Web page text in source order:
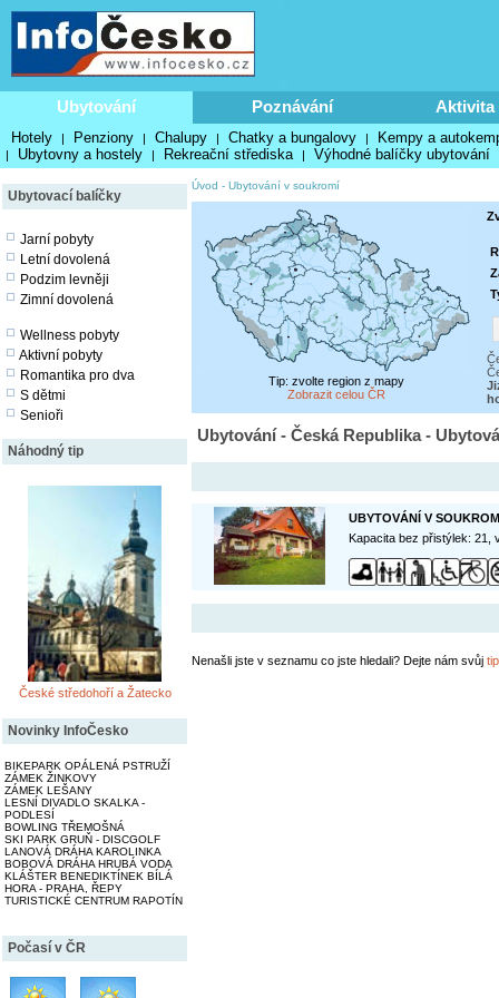
Ubytování Poznávání Aktivita
Hotely | Penziony | Chalupy | Chatky a bungalovy | Kempy a
| Ubytovny a hostely | Rekreační střediska | Výhodné balíčky ubytování
Ubytovací balíčky
Jarní pobyty
Letní dovolená
Podzim levněji
Zimní dovolená
Wellness pobyty
Aktivní pobyty
Romantika pro dva
S dětmi
Senioři
Náhodný tip
České středohoří a Žatecko
Novinky InfoČesko
BIKEPARK OPÁLENÁ PSTRUŽÍ
ZÁMEK ŽINKOVY
ZÁMEK LEŠANY
LESNÍ DIVADLO SKALKA -
PODLESÍ
BOWLING TŘEMOŠNÁ
SKI PARK GRUŇ - DISCGOLF
LANOVÁ DRÁHA KAROLINKA
BOBOVÁ DRÁHA HRUBÁ VODA
KLÁŠTER BENEDIKTÍNEK BÍLÁ
HORA - PRAHA, ŘEPY
TURISTICKÉ CENTRUM RAPOTÍN
Počasí v ČR
Úvod - Ubytování v soukromí
Tip: zvolte region z mapy
Zobrazit celou ČR
Ubytování - Česká Republika -
UBYTOVÁNÍ V
Kapacita bez přistýlek: 21,
Nenašli jste v seznamu co jste hledali? Dejte nám svůj tip